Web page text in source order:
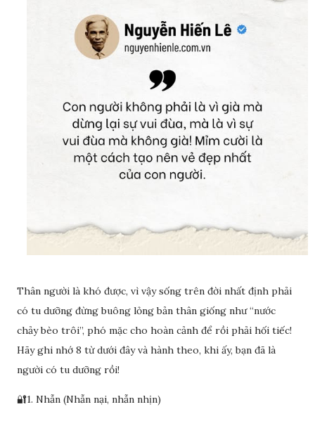
Thân người là khó được, vì vậy sống trên đời nhất định phải
có tu dưỡng đừng buông lỏng bản thân giống như “nước
chảy bèo trôi”, phó mặc cho hoàn cảnh để rồi phải hối tiếc!
Hãy ghi nhớ 8 từ dưới đây và hành theo, khi ấy, bạn đã là
người có tu dưỡng rồi!
🔐1. Nhẫn (Nhẫn nại, nhẫn nhịn)